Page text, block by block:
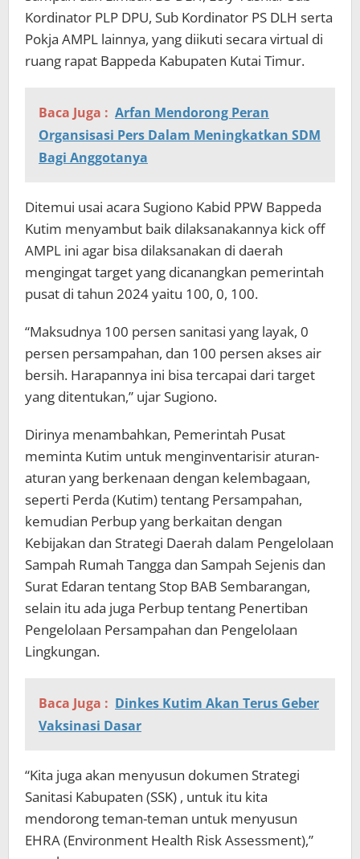
Kordinator PLP DPU, Sub Kordinator PS DLH serta
Pokja AMPL lainnya, yang diikuti secara virtual di
ruang rapat Bappeda Kabupaten Kutai Timur.
Baca Juga : Arfan Mendorong Peran
Organsisasi Pers Dalam Meningkatkan SDM
Bagi Anggotanya
Ditemui usai acara Sugiono Kabid PPW Bappeda
Kutim menyambut baik dilaksanakannya kick off
AMPL ini agar bisa dilaksanakan di daerah
mengingat target yang dicanangkan pemerintah
pusat di tahun 2024 yaitu 100, 0, 100.
“Maksudnya 100 persen sanitasi yang layak, 0
persen persampahan, dan 100 persen akses air
bersih. Harapannya ini bisa tercapai dari target
yang ditentukan,” ujar Sugiono.
Dirinya menambahkan, Pemerintah Pusat
meminta Kutim untuk menginventarisir aturan-
aturan yang berkenaan dengan kelembagaan,
seperti Perda (Kutim) tentang Persampahan,
kemudian Perbup yang berkaitan dengan
Kebijakan dan Strategi Daerah dalam Pengelolaan
Sampah Rumah Tangga dan Sampah Sejenis dan
Surat Edaran tentang Stop BAB Sembarangan,
selain itu ada juga Perbup tentang Penertiban
Pengelolaan Persampahan dan Pengelolaan
Lingkungan.
Baca Juga : Dinkes Kutim Akan Terus Geber
Vaksinasi Dasar
“Kita juga akan menyusun dokumen Strategi
Sanitasi Kabupaten (SSK) , untuk itu kita
mendorong teman-teman untuk menyusun
EHRA (Environment Health Risk Assessment),”